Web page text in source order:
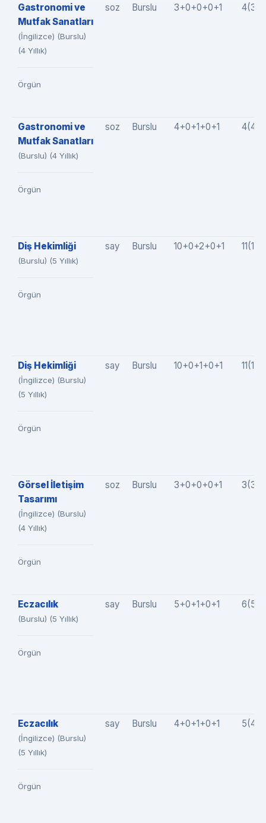
Gastronomi ve
Mutfak Sanatları
(İngilizce) (Burslu)
(4 Yıllık)
Örgün
soz Burslu 3+0+0+0+1
Gastronomi ve
Mutfak Sanatları
(Burslu) (4 Yıllık)
Örgün
soz Burslu 4+0+1+0+1
Diş Hekimliği
(Burslu) (5 Yıllık)
Örgün
say Burslu 10+0+2+0+1
Diş Hekimliği
(İngilizce) (Burslu)
(5 Yıllık)
Örgün
say Burslu 10+0+1+0+1
Görsel İletişim
Tasarımı
(İngilizce) (Burslu)
(4 Yıllık)
Örgün
soz Burslu 3+0+0+0+1
Eczacılık
(Burslu) (5 Yıllık)
Örgün
say Burslu 5+0+1+0+1
Eczacılık
(İngilizce) (Burslu)
(5 Yıllık)
Örgün
say Burslu 4+0+1+0+1